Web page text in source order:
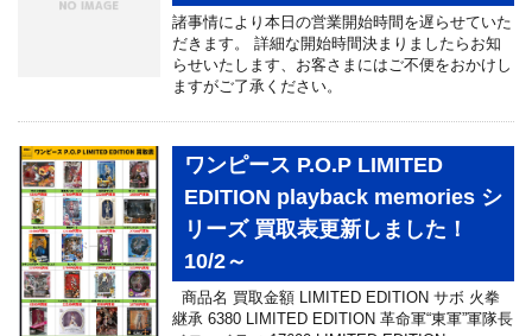
諸事情により本日の営業開始時間を遅らせていた
だきます。 詳細な開始時間決まりましたらお知
らせいたします、お客さまにはご不便をおかけし
ますがご了承ください。
ワンピース P.O.P LIMITED
EDITION playback memories シ
リーズ 買取表更新しました！
10/2～
商品名 買取金額 LIMITED EDITION サボ 火拳
継承 6380 LIMITED EDITION 革命軍“東軍”軍隊長